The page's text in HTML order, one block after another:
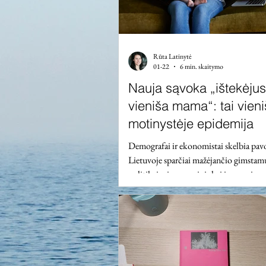
Nauja sąvoka
vieniša mama“: tai
motinystėje epidemija
Demografai ir ekonomistai skelbia
Lietuvoje sparčiai mažėjančio
politikai, visuomenininkai ir
organizacijų atstovai diskutuoja, kokia
auginti vaikus ir kaip tam suteikti
motyvacijos. Vilniaus universiteto
fakulteto tyrėja dr. Rūta Latinytė,
šiuolaikinės visuomenės procesus,
nematomą vaikų auginimo aspektą –
Rūta Latinytė
01-22
6 min. skaitymo